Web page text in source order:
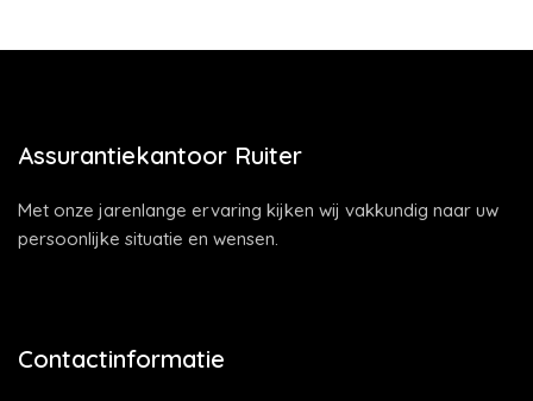
Assurantiekantoor Ruiter
Met onze jarenlange ervaring kijken wij vakkundig naar uw
persoonlijke situatie en wensen.
Contactinformatie